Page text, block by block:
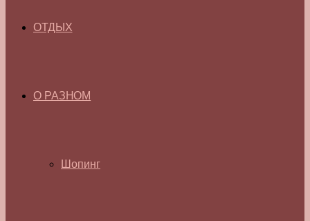
ОТДЫХ
О РАЗНОМ
Шопинг